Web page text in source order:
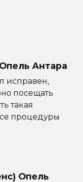
Антара
исправен,
посещать
такая
процедуры
Опель